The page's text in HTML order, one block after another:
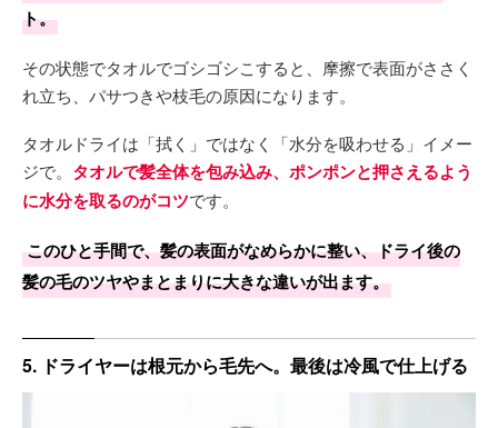
ト。
その状態でタオルでゴシゴシこすると、摩擦で表面がささく
れ立ち、パサつきや枝毛の原因になります。
タオルドライは「拭く」ではなく「水分を吸わせる」イメー
ジで。 タオルで髪全体を包み込み、ポンポンと押さえるよう
に水分を取るのがコツです。
このひと手間で、髪の表面がなめらかに整い、ドライ後の
髪の毛のツヤやまとまりに大きな違いが出ます。
5. ドライヤーは根元から毛先へ。最後は冷風で仕上げる